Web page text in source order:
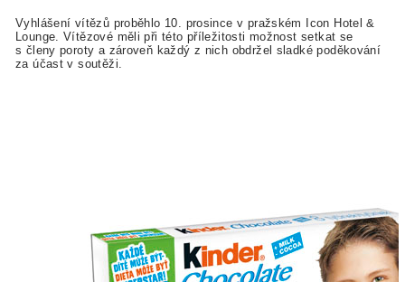
Vyhlášení vítězů proběhlo 10. prosince v pražském Icon Hotel &
Lounge. Vítězové měli při této příležitosti možnost setkat se
s členy poroty a zároveň každý z nich obdržel sladké poděkování
za účast v soutěži.